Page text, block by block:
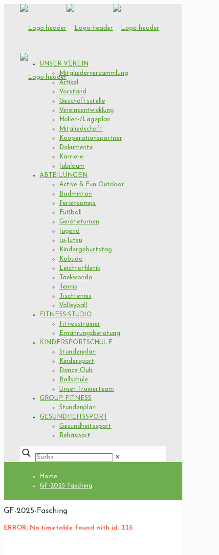
UNSER VEREIN
Mitgliederversammlung
Artikel
Vorstand
Geschäftsstelle
Vereinsentwicklung
Hallen-/Lageplan
Mitgliedschaft
Kooperationspartner
Dokumente
Karriere
Jubiläum
ABTEILUNGEN
Active & Fun Outdoor
Badminton
Feriencamps
Fußball
Geräteturnen
Jugend
Ju-Jutsu
Kindergeburtstag
Kobudo
Leichtathletik
Taekwondo
Tennis
Tischtennis
Volleyball
FITNESS-STUDIO
Fitnesstrainer
Ernährungsberatung
KINDERSPORTSCHULE
Stundenplan
Kindersport
Dance Club
Ballschule
Unser Trainerteam
GROUP FITNESS
Stundenplan
GESUNDHEITSSPORT
Gesundheitssport
Rehasport
✕
Home
GF-2025-Fasching
GF-2025-Fasching
ERROR: No timetable found with id: 116